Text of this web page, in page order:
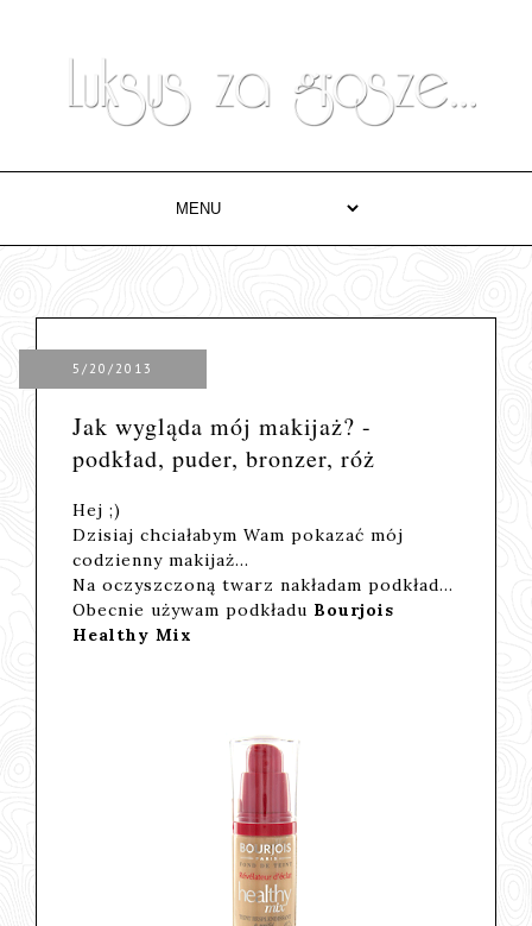
5/20/2013
Jak wygląda mój makijaż? -
podkład, puder, bronzer, róż
Hej ;)
Dzisiaj chciałabym Wam pokazać mój
codzienny makijaż...
Na oczyszczoną twarz nakładam podkład...
Obecnie używam podkładu Bourjois
Healthy Mix